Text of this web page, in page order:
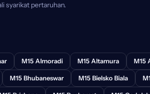
syarikat pertaruhan.
M15 Almoradi M15 Altamura M15
M15 Bhubaneswar M15 Bielsko Biala